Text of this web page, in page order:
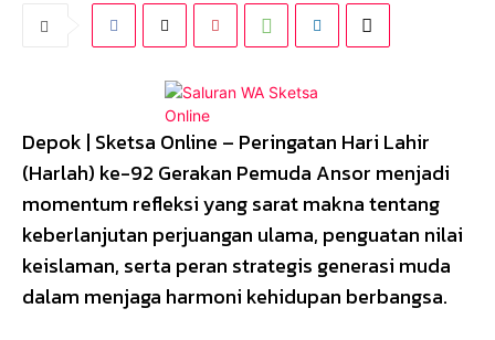
Depok | Sketsa Online – Peringatan Hari Lahir
(Harlah) ke-92 Gerakan Pemuda Ansor menjadi
momentum refleksi yang sarat makna tentang
keberlanjutan perjuangan ulama, penguatan nilai
keislaman, serta peran strategis generasi muda
dalam menjaga harmoni kehidupan berbangsa.